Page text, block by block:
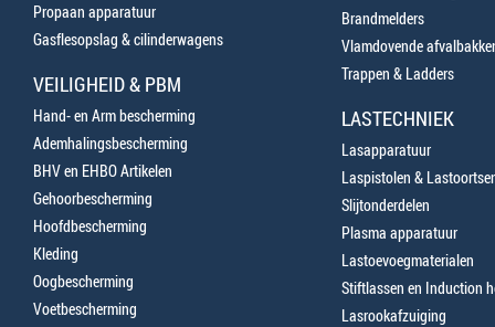
Propaan apparatuur
Gasflesopslag & cilinderwagens
VEILIGHEID & PBM
Hand- en Arm bescherming
Ademhalingsbescherming
BHV en EHBO Artikelen
Gehoorbescherming
Hoofdbescherming
Kleding
Oogbescherming
Voetbescherming
Brandmelders
Vlamdovende
Trappen & Ladders
LASTECHNIEK
Lasapparatuur
Laspistolen &
Slijtonderdelen
Plasma apparatuur
Lastoevoegmaterialen
Stiftlassen en Induction
Lasrookafzuiging